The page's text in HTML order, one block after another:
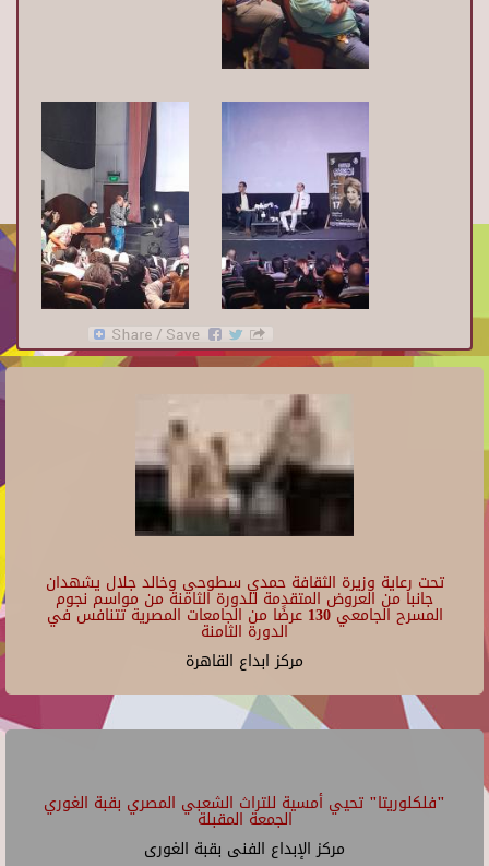
تحت رعاية وزيرة الثقافة حمدي سطوحي وخالد جلال يشهدان
جانبا من العروض المتقدمة للدورة الثامنة من مواسم نجوم
المسرح الجامعي 130 عرضًا من الجامعات المصرية تتنافس في
الدورة الثامنة
مركز ابداع القاهرة
"فلكلوريتا" تحيي أمسية للتراث الشعبي المصري بقبة الغوري
الجمعة المقبلة
مركز الإبداع الفنى بقبة الغورى